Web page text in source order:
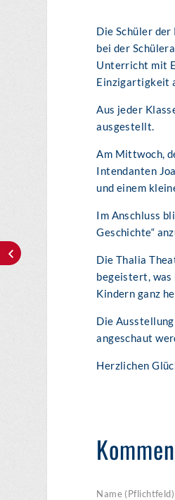
Die Schüler
bei der
Unterricht mit
Einzigartigkeit
Aus jeder
ausgestellt.
Am Mittwoch,
Intendanten
und einem
Im Anschluss
Geschichte“
Die Thalia
begeistert, was
Kindern ganz
Die
angeschaut
Herzlichen
Name (Pflichtfeld)